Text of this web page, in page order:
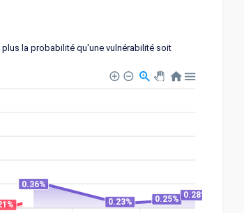
plus la probabilité qu'une vulnérabilité soit
0.36%
0.23%
0.25% 0.28%